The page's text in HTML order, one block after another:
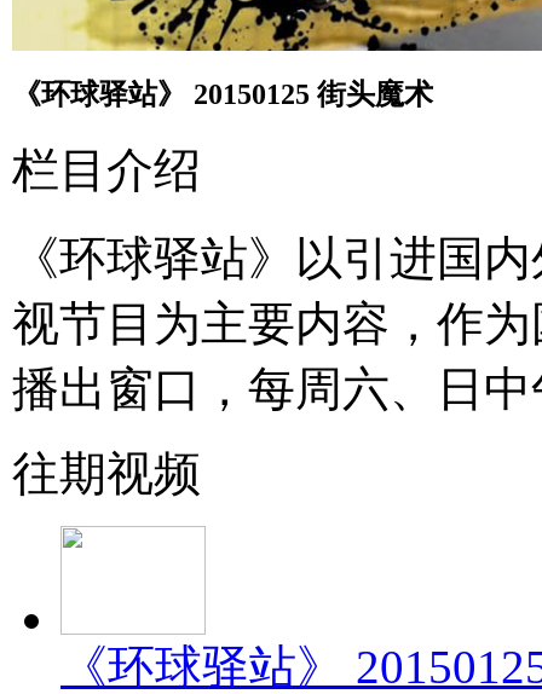
《环球驿站》 20150125 街头魔术
栏目介绍
《环球驿站》以引进国
视节目为主要内容，作
播出窗口，每周六、日
往期视频
《环球驿站》